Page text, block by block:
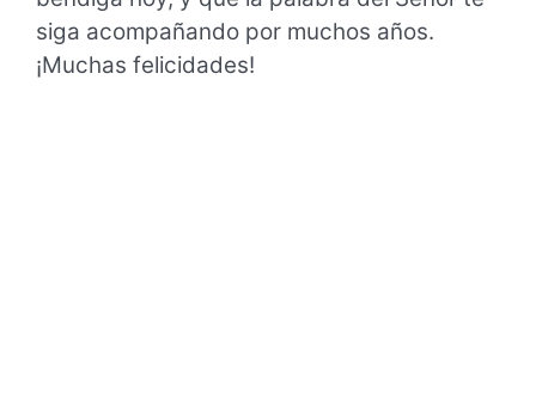
siga acompañando por muchos años.
¡Muchas felicidades!